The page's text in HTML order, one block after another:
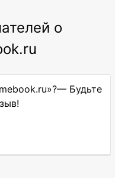
о
Будьте